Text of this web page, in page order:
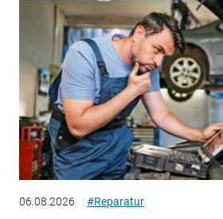
06.08.2026 #Reparatur